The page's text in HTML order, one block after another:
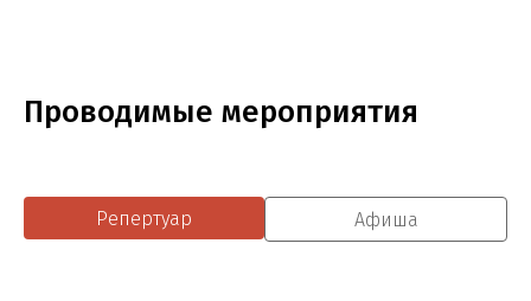
Проводимые мероприятия
Репертуар Афиша